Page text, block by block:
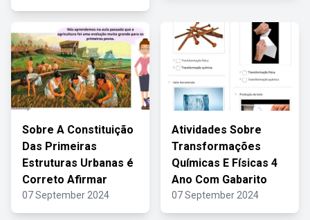
Sobre A Constituição
Das Primeiras
Estruturas Urbanas é
Correto Afirmar
07 September 2024
Atividades Sobre
Transformações
Químicas E Físicas 4
Ano Com Gabarito
07 September 2024